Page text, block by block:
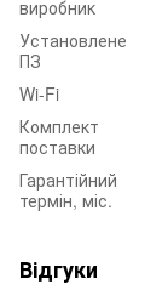
виробник
Установлене
ПЗ
Wi-Fi
Комплект
поставки
Гарантійний
термін, міс.
Відгуки